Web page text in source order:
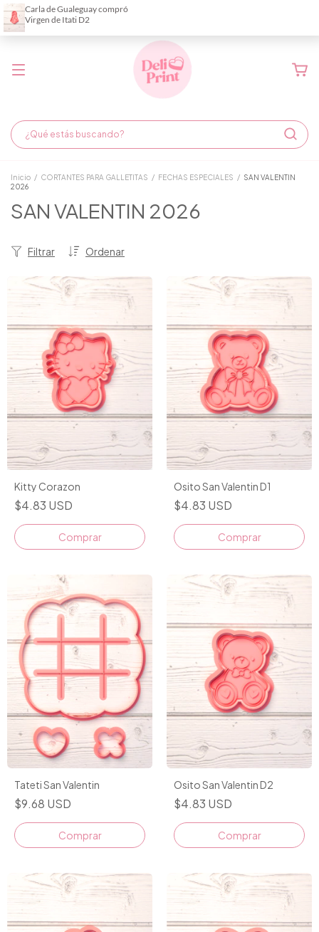
Demora de fabricación hasta 6 días hábiles
Inicio / CORTANTES PARA GALLETITAS / FECHAS ESPECIALES / SAN VALENTIN
2026
SAN VALENTIN 2026
Ordenar
Filtrar
Kitty Corazon
$4.83 USD
Comprar
Osito San Valentin D1
$4.83 USD
Comprar
Tateti San Valentin
$9.68 USD
Comprar
Osito San Valentin D2
$4.83 USD
Comprar